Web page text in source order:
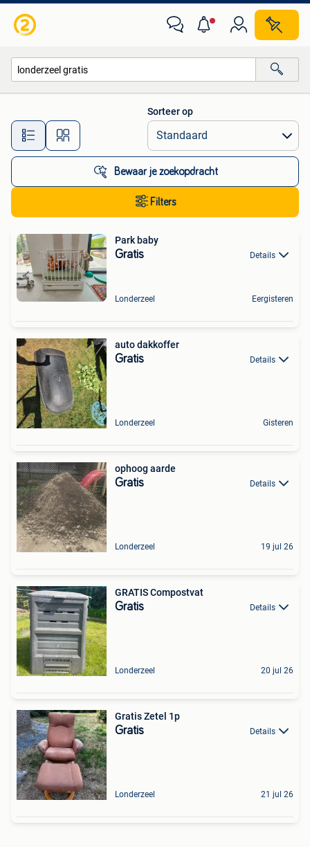
Alle afstanden…
Sorteer op
Bewaar je zoekopdracht
Filters
Park baby
Gratis Details
Londerzeel Eergisteren
auto dakkoffer
Gratis Details
Londerzeel Gisteren
ophoog aarde
Gratis Details
Londerzeel 19 jul 26
GRATIS Compostvat
Gratis Details
Londerzeel 20 jul 26
Gratis Zetel 1p
Gratis Details
Londerzeel 21 jul 26